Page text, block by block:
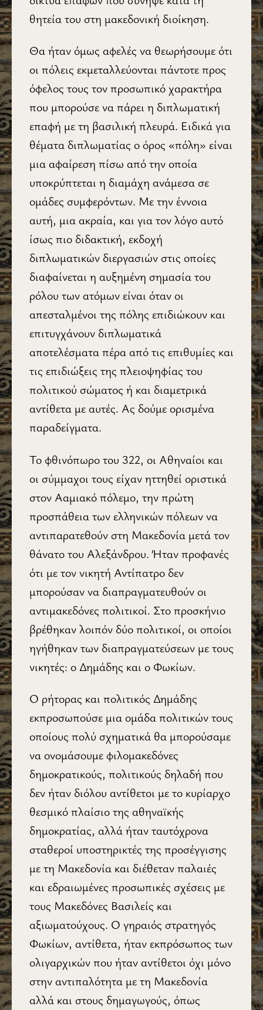
θητεία του στη μακεδονική διοίκηση.
Θα ήταν όμως αφελές να θεωρήσουμε ότι
οι πόλεις εκμεταλλεύονται πάντοτε προς
όφελος τους τον προσωπικό χαρακτήρα
που μπορούσε να πάρει η διπλωματική
επαφή με τη βασιλική πλευρά. Ειδικά για
θέματα διπλωματίας ο όρος «πόλη» είναι
μια αφαίρεση πίσω από την οποία
υποκρύπτεται η διαμάχη ανάμεσα σε
ομάδες συμφερόντων. Με την έννοια
αυτή, μια ακραία, και για τον λόγο αυτό
ίσως πιο διδακτική, εκδοχή
διπλωματικών διεργασιών στις οποίες
διαφαίνεται η αυξημένη σημασία του
ρόλου των ατόμων είναι όταν οι
απεσταλμένοι της πόλης επιδιώκουν και
επιτυγχάνουν διπλωματικά
αποτελέσματα πέρα από τις επιθυμίες και
τις επιδιώξεις της πλειοψηφίας του
πολιτικού σώματος ή και διαμετρικά
αντίθετα με αυτές. Ας δούμε ορισμένα
παραδείγματα.
Το φθινόπωρο του 322, οι Αθηναίοι και
οι σύμμαχοι τους είχαν ηττηθεί οριστικά
στον Ααμιακό πόλεμο, την πρώτη
προσπάθεια των ελληνικών πόλεων να
αντιπαρατεθούν στη Μακεδονία μετά τον
θάνατο του Αλεξάνδρου. Ήταν προφανές
ότι με τον νικητή Αντίπατρο δεν
μπορούσαν να διαπραγματευθούν οι
αντιμακεδόνες πολιτικοί. Στο προσκήνιο
βρέθηκαν λοιπόν δύο πολιτικοί, οι οποίοι
ηγήθηκαν των διαπραγματεύσεων με τους
νικητές: ο Δημάδης και ο Φωκίων.
Ο ρήτορας και πολιτικός Δημάδης
εκπροσωπούσε μια ομάδα πολιτικών τους
οποίους πολύ σχηματικά θα μπορούσαμε
να ονομάσουμε φιλομακεδόνες
δημοκρατικούς, πολιτικούς δηλαδή που
δεν ήταν διόλου αντίθετοι με το κυρίαρχο
θεσμικό πλαίσιο της αθηναϊκής
δημοκρατίας, αλλά ήταν ταυτόχρονα
σταθεροί υποστηρικτές της προσέγγισης
με τη Μακεδονία και διέθεταν παλαιές
και εδραιωμένες προσωπικές σχέσεις με
τους Μακεδόνες Βασιλείς και
αξιωματούχους. Ο γηραιός στρατηγός
Φωκίων, αντίθετα, ήταν εκπρόσωπος των
ολιγαρχικών που ήταν αντίθετοι όχι μόνο
στην αντιπαλότητα με τη Μακεδονία
αλλά και στους δημαγωγούς, όπως